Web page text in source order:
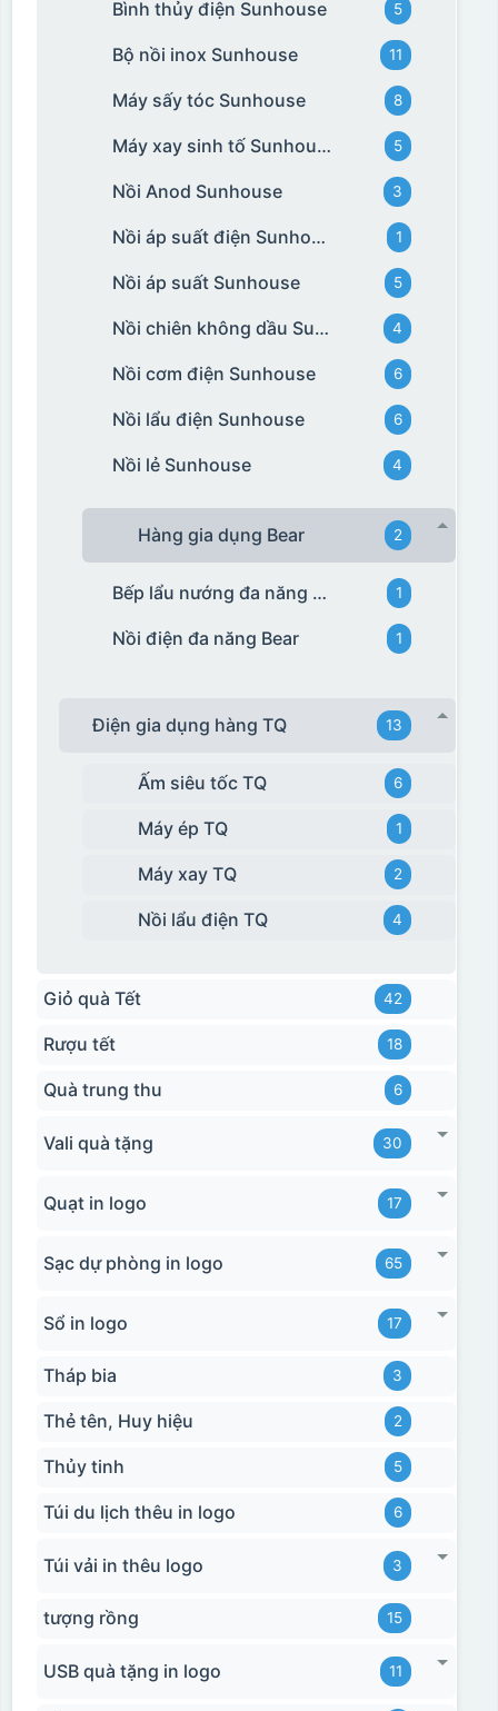
Bình thủy điện Sunhouse 5
Bộ nồi inox Sunhouse 11
Máy sấy tóc Sunhouse 8
Máy xay sinh tố Sunhouse 5
Nồi Anod Sunhouse 3
Nồi áp suất điện Sunhouse 1
Nồi áp suất Sunhouse 5
Nồi chiên không dầu Sunhouse 4
Nồi cơm điện Sunhouse 6
Nồi lẩu điện Sunhouse 6
Nồi lẻ Sunhouse 4
Hàng gia dụng Bear 2
Bếp lẩu nướng đa năng Bear 1
Nồi điện đa năng Bear 1
Điện gia dụng hàng TQ 13
Ấm siêu tốc TQ 6
Máy ép TQ 1
Máy xay TQ 2
Nồi lẩu điện TQ 4
Giỏ quà Tết 42
Rượu tết 18
Quà trung thu 6
Vali quà tặng 30
Quạt in logo 17
Sạc dự phòng in logo 65
Sổ in logo 17
Tháp bia 3
Thẻ tên, Huy hiệu 2
Thủy tinh 5
Túi du lịch thêu in logo 6
Túi vải in thêu logo 3
tượng rồng 15
USB quà tặng in logo 11